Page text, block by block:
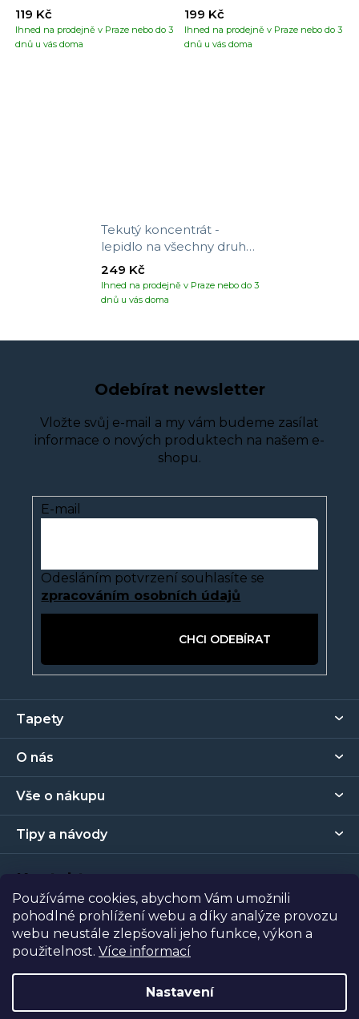
Používáme cookies, abychom Vám umožnili
pohodlné prohlížení webu a díky analýze provozu
webu neustále zlepšovali jeho funkce, výkon a
použitelnost. Více informací
Nastavení
Ihned na prodejně v Praze nebo do 3
dnů u vás doma
119 Kč
Ihned na prodejně v Praze nebo do 3
dnů u vás doma
199 Kč
Tekutý koncentrát -
lepidlo na všechny druhy
tapet
Ihned na prodejně v Praze nebo do 3
dnů u vás doma
249 Kč
Odebírat newsletter
Vložte svůj e-mail a my vám budeme zasílat
informace o nových produktech na našem e-
shopu.
E-mail
Odesláním potvrzení souhlasíte se
zpracováním osobních údajů
a
í
Tapety
O nás
Vše o nákupu
Tipy a návody
Kontakt
Prodejna
Vytvořil Shoptet| NakódovalShopcode
Copyright 2026Tapety Metro Florenc. Všechna práva
vyhrazena.